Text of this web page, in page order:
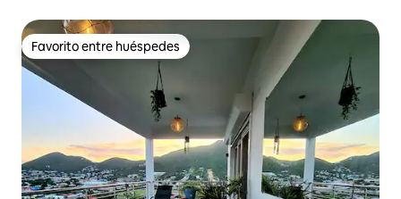
Favorito entre huéspedes
Favorito entre huéspedes